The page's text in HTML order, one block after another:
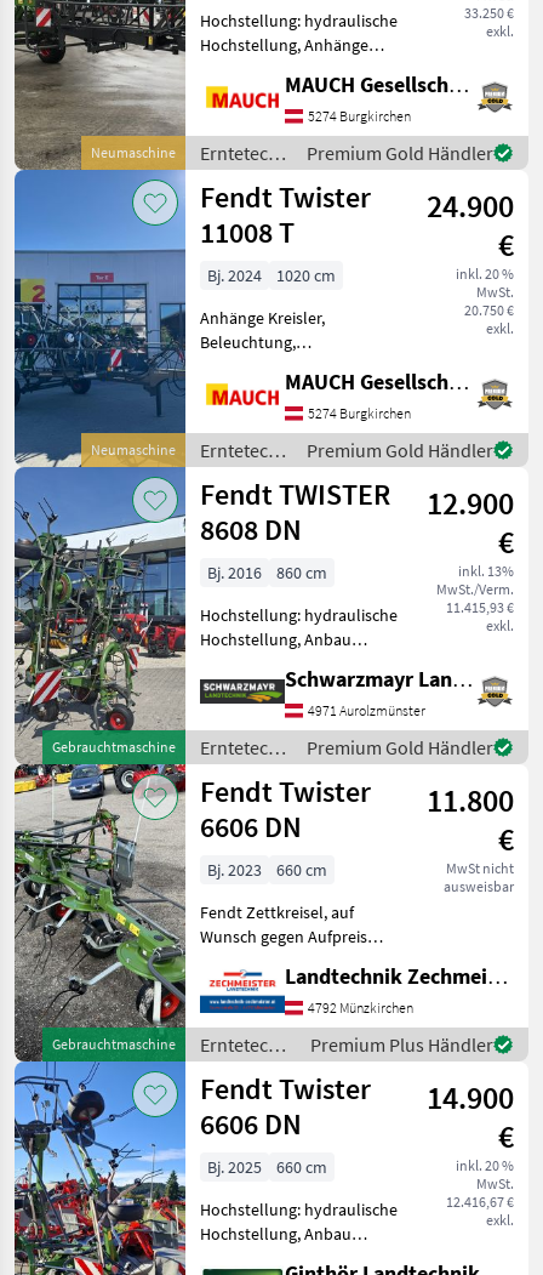
Neumaschine
33.250 €
exkl.
Hochstellung: hydraulische
Hochstellung, Anhänge
Transport Fahrwerk
Ausstattung: - Gelenkwelle
montiert - 95 PS
Leistungsbedarf - 10 Kreisel
MAUCH Gesellschaft m.b.H. & Co.KG
5274 Burgkirchen
Erntetechnik
Grünland /
Fendt
Premium Gold Händler
Neumaschine
Fendt Twister
11008 T
24.900
€
inkl. 20 %
MwSt.
20.750 €
exkl.
Bj. 2024
1020 cm
Anhänge Kreisler,
Beleuchtung,
Transport Fahrwerk,
Streuwinkelverstellung,
Schutzbügel Fendt Twister
11008 T Ausstattung: - Satz
Laufräder 340
MAUCH Gesellschaft m.b.H. & Co.KG
5274 Burgkirchen
Erntetechnik
Grünland /
Fendt
Premium Gold Händler
Gebrauchtmaschine
Fendt TWISTER
8608 DN
12.900
€
inkl. 13%
MwSt./Verm.
11.415,93 €
exkl.
Bj. 2016
860 cm
Hochstellung: hydraulische
Hochstellung, Anbau
Zinkenverlustsicherung,
Grenzstreueinrichtung,
Streuwinkelverstellung,
Schutzbügel EDV: 72478 3-
Pu
Schwarzmayr Landtechnik GmbH - Aurolzmünster
4971 Aurolzmünster
Erntetechnik
Grünland /
Fendt
Premium Gold Händler
Gebrauchtmaschine
Fendt Twister
6606 DN
11.800
€
MwSt nicht
ausweisbar
Bj. 2023
660 cm
Fendt Zettkreisel, auf
Wunsch gegen Aufpreis
Grenzzetteinrichtung 600
Euro Erntetechnik
Grünland Kreiselheuer
Landtechnik Zechmeister GmbH & Co KG
4792 Münzkirchen
Erntetechnik
Grünland /
Fendt
Premium Plus Händler
Fendt Twister
6606 DN
14.900
€
inkl. 20 %
MwSt.
12.416,67 €
exkl.
Bj. 2025
660 cm
Hochstellung: hydraulische
Hochstellung, Anbau